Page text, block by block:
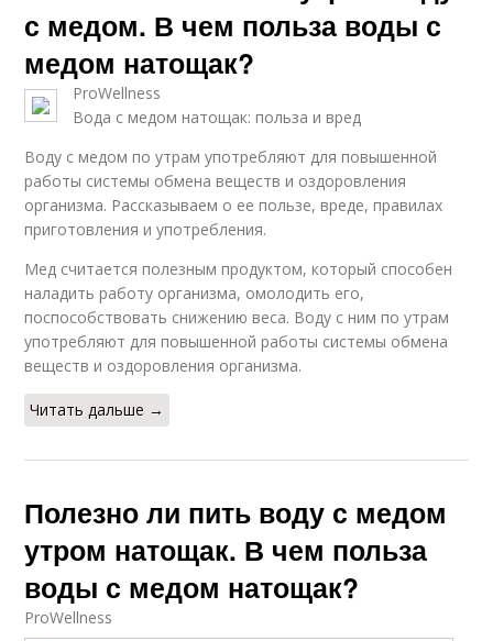
с медом. В чем польза воды с
медом натощак?
ProWellness
Вода с медом натощак: польза и вред
Воду с медом по утрам употребляют для повышенной
работы системы обмена веществ и оздоровления
организма. Рассказываем о ее пользе, вреде, правилах
приготовления и употребления.
Мед считается полезным продуктом, который способен
наладить работу организма, омолодить его,
поспособствовать снижению веса. Воду с ним по утрам
употребляют для повышенной работы системы обмена
веществ и оздоровления организма.
Читать дальше →
Полезно ли пить воду с медом
утром натощак. В чем польза
воды с медом натощак?
ProWellness